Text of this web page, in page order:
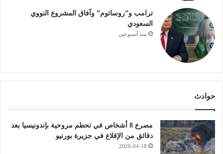
ترامب و”روساتوم” وآفاق المشروع النووي
السعودي
منذ أسبوعين
حوادث
مصرع 8 أشخاص في تحطم مروحية بإندونيسيا بعد
دقائق من الإقلاع في جزيرة بورنيو
2026-04-18